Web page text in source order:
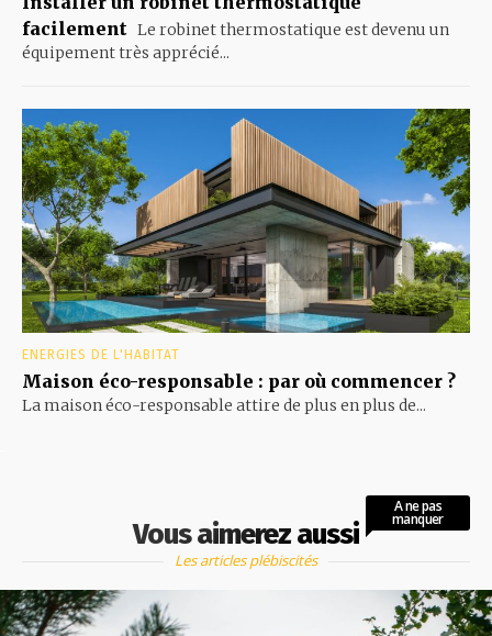
facilement Le robinet thermostatique est devenu un
équipement très apprécié...
ENERGIES DE L'HABITAT
Maison éco-responsable : par où commencer ?
La maison éco-responsable attire de plus en plus de...
Vous aimerez aussi
A ne pas
manquer
Les articles plébiscités